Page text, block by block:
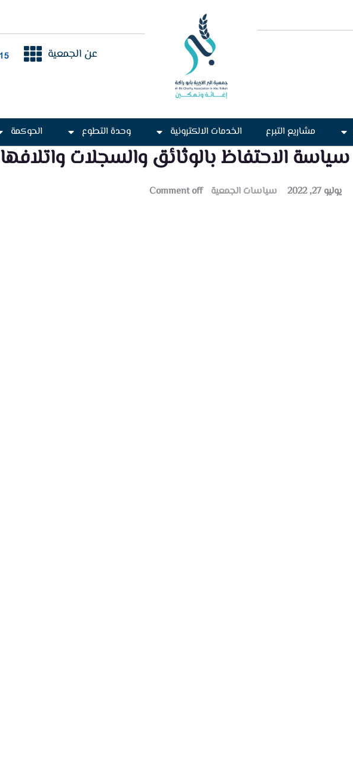
عن الجمعية
مشاريع التبرع الخدمات الالكترونية وحدة التطوع الحوكمة
سياسة الاحتفاظ بالوثائق والسجلات واتلافها
يوليو 27, 2022 سياسات الجمعية Comment off